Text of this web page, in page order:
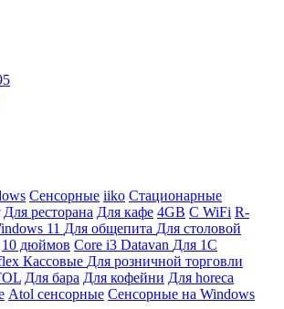
Сенсорные iiko Стационарные
Для ресторана Для кафе 4GB С WiFi R-
11 Для общепита Для столовой
10 дюймов Core i3 Datavan Для 1С
Кассовые Для розничной торговли
Для бара Для кофейни Для horeca
Atol сенсорные Сенсорные на Windows